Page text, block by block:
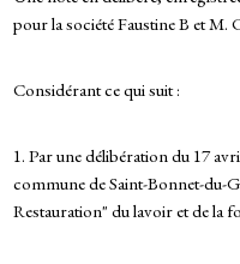
pour la société Faustine B et M.
Considérant ce qui suit :
1. Par une délibération du 17
commune de Saint-Bonnet-du-
Restauration" du lavoir et de la